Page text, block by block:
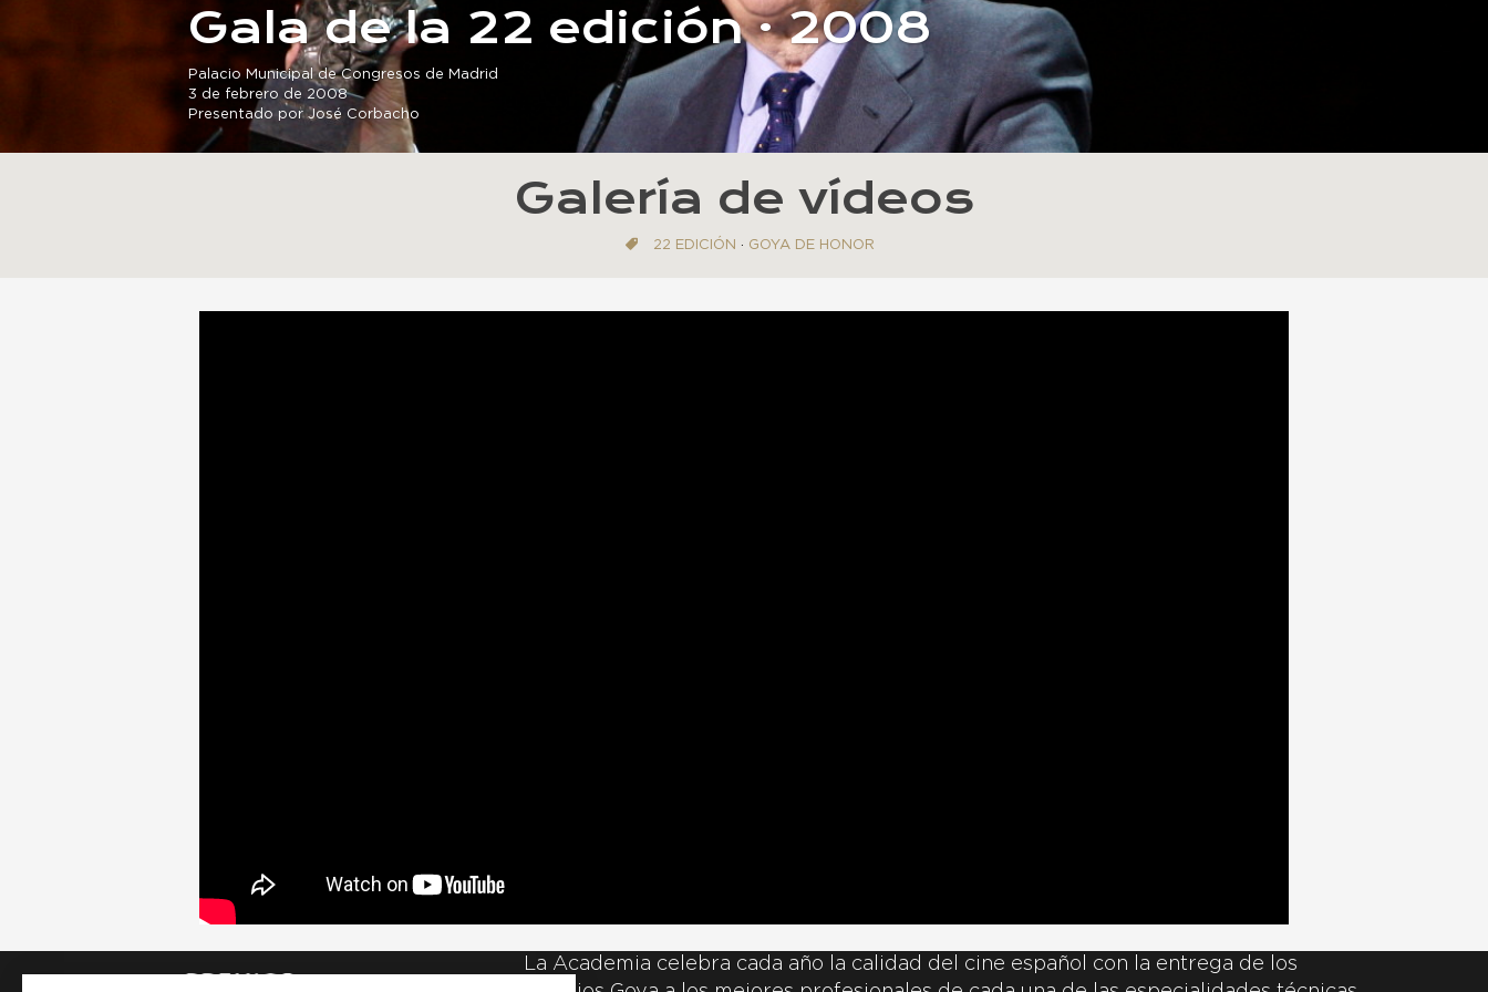
Gala de la 22 edición · 2008
Palacio Municipal de Congresos de Madrid
3 de febrero de 2008
Presentado por José Corbacho
Galería de vídeos
22 EDICIÓN · GOYA DE HONOR
La Academia celebra cada año la calidad del cine español con la entrega de los